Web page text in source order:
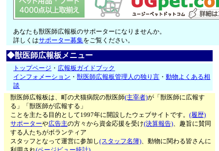
あなたも獣医師広報板のサポーターになりませんか。
詳しくはサポーター募集をご覧ください。
◆獣医師広報板メニュー
トップページ ・ 広報板ガイドブック
インフォメーション ・獣医師広報板管理人の独り言 ・動物よくある相
談
獣医師広報板は、町の犬猫病院の獣医師(主宰者)が「獣医師に広報す
る」「獣医師が広報する」
ことを主たる目的として1997年に開設したウェブサイトです。(履歴)
サポーターや広告主の方々から資金応援を受け(決算報告)、趣旨に賛同
する人たちがボランティア
スタッフとなって運営に参加し(スタッフ名簿)、動物に関わる皆さんに